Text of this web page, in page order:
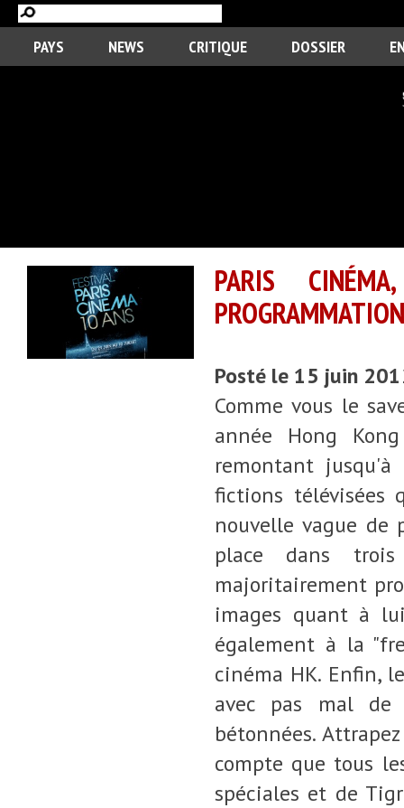
PAYS NEWS CRITIQUE DOSSIER
PARIS
PROGRAMMATION
Posté le 15 juin
Comme vous le
année Hong
remontant
fictions télévisées
nouvelle vague de
place dans
majoritairement
images quant à
également à la
cinéma HK. Enfin,
avec pas mal de
bétonnées.
compte que tous
spéciales et de